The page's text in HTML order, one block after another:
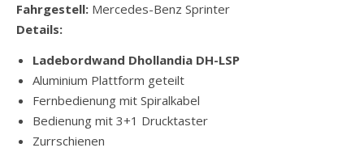
Fahrgestell: Mercedes-Benz Sprinter
Details:
Ladebordwand Dhollandia DH-LSP
Aluminium Plattform geteilt
Fernbedienung mit Spiralkabel
Bedienung mit 3+1 Drucktaster
Zurrschienen